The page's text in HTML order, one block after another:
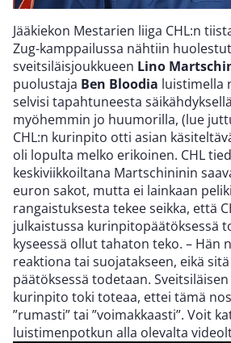
Jääkiekon Mestarien liiga CHL:n
Zug-kamppailussa nähtiin
sveitsiläisjoukkueen Lino
puolustaja Ben Bloodia luistimella
selvisi tapahtuneesta
myöhemmin jo huumorilla, (lue
CHL:n kurinpito otti asian
oli lopulta melko erikoinen. CHL
keskiviikkoiltana Martschininin
euron sakot, mutta ei lainkaan
rangaistuksesta tekee seikka, että
julkaistussa kurinpitopäätöksessä
kyseessä ollut tahaton teko. – Hän
reaktiona tai suojatakseen, eikä
päätöksessä todetaan.
kurinpito toki toteaa, ettei tämä
”rumasti” tai ”voimakkaasti”. Voit
luistimenpotkun alla olevalta